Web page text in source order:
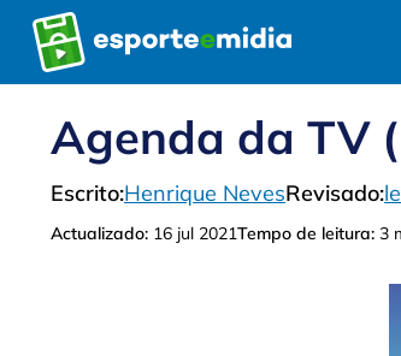
Pular
para
o
Agenda da TV
Escrito:Henrique NevesRevisado:
Actualizado: 16 jul 2021Tempo de leitura: 3